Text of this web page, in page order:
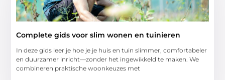
Complete gids voor slim wonen en tuinieren
In deze gids leer je hoe je je huis en tuin slimmer, comfortabeler
en duurzamer inricht—zonder het ingewikkeld te maken. We
combineren praktische woonkeuzes met